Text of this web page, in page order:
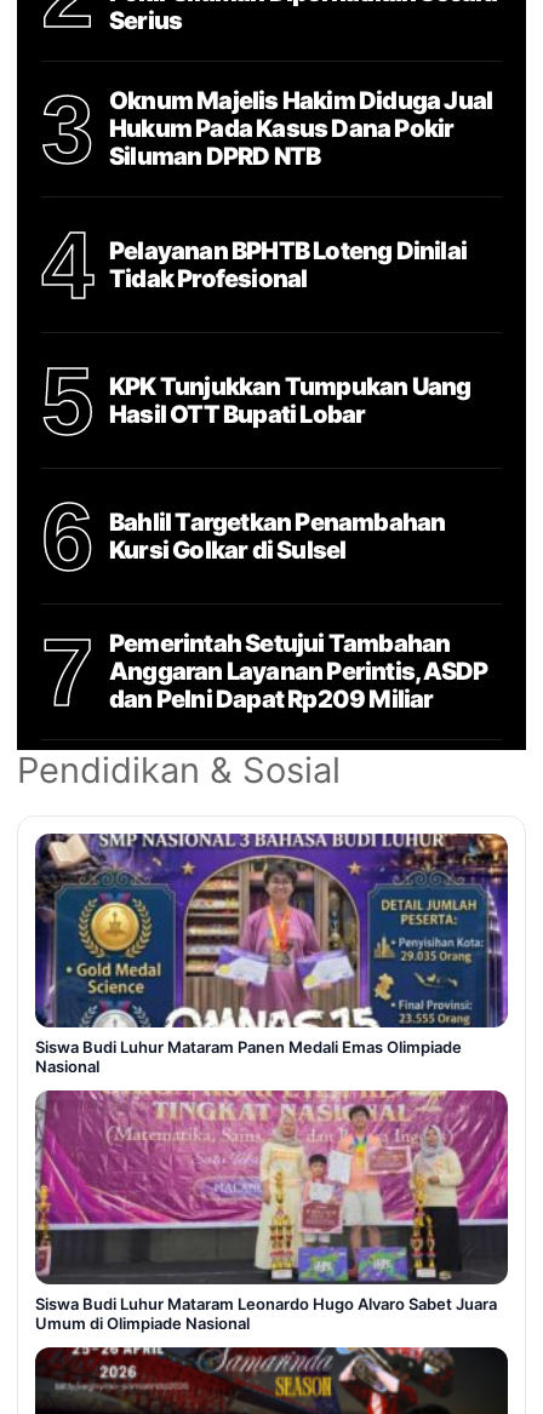
Serius
3
Oknum Majelis Hakim Diduga Jual
Hukum Pada Kasus Dana Pokir
Siluman DPRD NTB
4
Pelayanan BPHTB Loteng Dinilai
Tidak Profesional
5
KPK Tunjukkan Tumpukan Uang
Hasil OTT Bupati Lobar
6
Bahlil Targetkan Penambahan
Kursi Golkar di Sulsel
7
Pemerintah Setujui Tambahan
Anggaran Layanan Perintis, ASDP
dan Pelni Dapat Rp209 Miliar
Pendidikan & Sosial
Siswa Budi Luhur Mataram Panen Medali Emas Olimpiade
Nasional
Siswa Budi Luhur Mataram Leonardo Hugo Alvaro Sabet Juara
Umum di Olimpiade Nasional